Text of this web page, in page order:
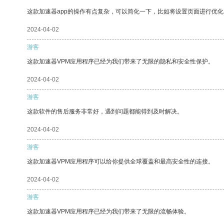
这款加速器app的操作有点复杂，可以简化一下，比如将设置页面进行优
2024-04-02
游客
这款加速器VPM应用程序已经为我们带来了无限的隐私和安全性保护。
2024-04-02
游客
这款软件的售后服务非常好，遇到问题都能得到及时解决。
2024-04-02
游客
这款加速器VPM应用程序可以给你提供全球覆盖和最高安全性的连接。
2024-04-02
游客
这款加速器VPM应用程序已经为我们带来了无限的流畅体验。